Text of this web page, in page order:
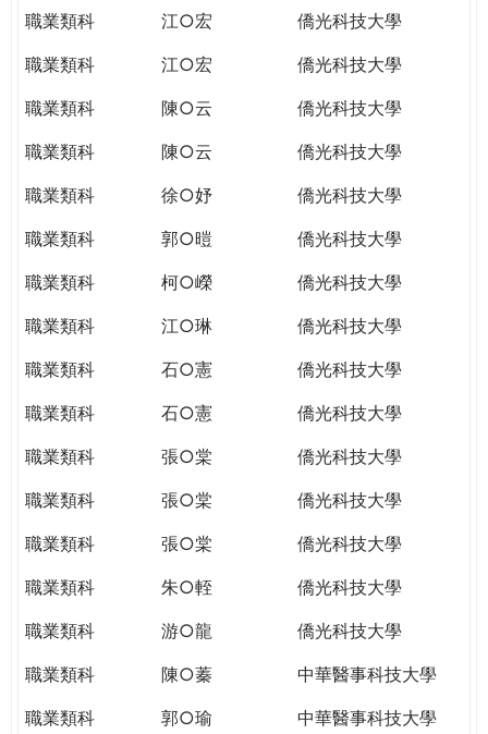
職業類科
江○宏
僑光科技大學
職業類科
江○宏
僑光科技大學
職業類科
陳○云
僑光科技大學
職業類科
陳○云
僑光科技大學
職業類科
徐○妤
僑光科技大學
職業類科
郭○暟
僑光科技大學
職業類科
柯○嶸
僑光科技大學
職業類科
江○琳
僑光科技大學
職業類科
石○憲
僑光科技大學
職業類科
石○憲
僑光科技大學
職業類科
張○棠
僑光科技大學
職業類科
張○棠
僑光科技大學
職業類科
張○棠
僑光科技大學
職業類科
朱○輊
僑光科技大學
職業類科
游○龍
僑光科技大學
職業類科
陳○蓁
中華醫事科技大學
職業類科
郭○瑜
中華醫事科技大學